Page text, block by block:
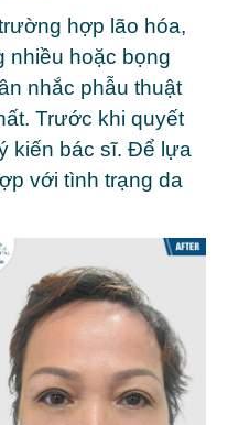
hợp lão hóa,
nhiều hoặc bọng
nhắc phẫu thuật
Trước khi quyết
kiến bác sĩ. Để lựa
với tình trạng da